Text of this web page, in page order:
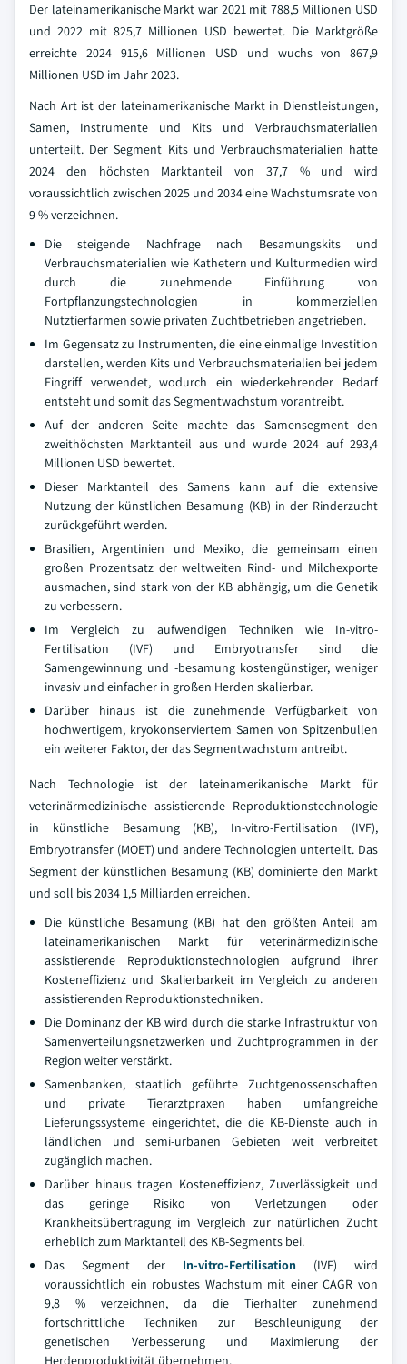
Der lateinamerikanische Markt war 2021 mit 788,5 Millionen USD
und 2022 mit 825,7 Millionen USD bewertet. Die Marktgröße
erreichte 2024 915,6 Millionen USD und wuchs von 867,9
Millionen USD im Jahr 2023.
Nach Art ist der lateinamerikanische Markt in Dienstleistungen,
Samen, Instrumente und Kits und Verbrauchsmaterialien
unterteilt. Der Segment Kits und Verbrauchsmaterialien hatte
2024 den höchsten Marktanteil von 37,7 % und wird
voraussichtlich zwischen 2025 und 2034 eine Wachstumsrate von
9 % verzeichnen.
Die steigende Nachfrage nach Besamungskits und
Verbrauchsmaterialien wie Kathetern und Kulturmedien wird
durch die zunehmende Einführung von
Fortpflanzungstechnologien in kommerziellen
Nutztierfarmen sowie privaten Zuchtbetrieben angetrieben.
Im Gegensatz zu Instrumenten, die eine einmalige Investition
darstellen, werden Kits und Verbrauchsmaterialien bei jedem
Eingriff verwendet, wodurch ein wiederkehrender Bedarf
entsteht und somit das Segmentwachstum vorantreibt.
Auf der anderen Seite machte das Samensegment den
zweithöchsten Marktanteil aus und wurde 2024 auf 293,4
Millionen USD bewertet.
Dieser Marktanteil des Samens kann auf die extensive
Nutzung der künstlichen Besamung (KB) in der Rinderzucht
zurückgeführt werden.
Brasilien, Argentinien und Mexiko, die gemeinsam einen
großen Prozentsatz der weltweiten Rind- und Milchexporte
ausmachen, sind stark von der KB abhängig, um die Genetik
zu verbessern.
Im Vergleich zu aufwendigen Techniken wie In-vitro-
Fertilisation (IVF) und Embryotransfer sind die
Samengewinnung und -besamung kostengünstiger, weniger
invasiv und einfacher in großen Herden skalierbar.
Darüber hinaus ist die zunehmende Verfügbarkeit von
hochwertigem, kryokonserviertem Samen von Spitzenbullen
ein weiterer Faktor, der das Segmentwachstum antreibt.
Nach Technologie ist der lateinamerikanische Markt für
veterinärmedizinische assistierende Reproduktionstechnologie
in künstliche Besamung (KB), In-vitro-Fertilisation (IVF),
Embryotransfer (MOET) und andere Technologien unterteilt. Das
Segment der künstlichen Besamung (KB) dominierte den Markt
und soll bis 2034 1,5 Milliarden erreichen.
Die künstliche Besamung (KB) hat den größten Anteil am
lateinamerikanischen Markt für veterinärmedizinische
assistierende Reproduktionstechnologien aufgrund ihrer
Kosteneffizienz und Skalierbarkeit im Vergleich zu anderen
assistierenden Reproduktionstechniken.
Die Dominanz der KB wird durch die starke Infrastruktur von
Samenverteilungsnetzwerken und Zuchtprogrammen in der
Region weiter verstärkt.
Samenbanken, staatlich geführte Zuchtgenossenschaften
und private Tierarztpraxen haben umfangreiche
Lieferungssysteme eingerichtet, die die KB-Dienste auch in
ländlichen und semi-urbanen Gebieten weit verbreitet
zugänglich machen.
Darüber hinaus tragen Kosteneffizienz, Zuverlässigkeit und
das geringe Risiko von Verletzungen oder
Krankheitsübertragung im Vergleich zur natürlichen Zucht
erheblich zum Marktanteil des KB-Segments bei.
Das Segment der In-vitro-Fertilisation (IVF) wird
voraussichtlich ein robustes Wachstum mit einer CAGR von
9,8 % verzeichnen, da die Tierhalter zunehmend
fortschrittliche Techniken zur Beschleunigung der
genetischen Verbesserung und Maximierung der
Herdenproduktivität übernehmen.